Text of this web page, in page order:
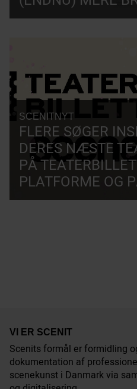
SCENITNYT
FLERE SØGER
DERES NÆSTE
PÅ
PLATFORME OG
VI ER SCENIT
Scenits formål er formidling
dokumentation af
scenekunst i Danmark via